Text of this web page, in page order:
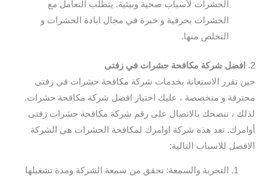
الحشرات لأسباب صحية وبيئية. يتطلب التعامل مع
الحشرات بحرفية و خبرة في مجال ابادة الحشرات و
التخلص منها.
2.
افضل شركة مكافحة حشرات في زفتى
حين تقرر الاستعانة بخدمات شركة مكافحة حشرات في زفتى
محترفة و متخصصة ، عليك اختيار افضل شركة مكافحة حشرات.
لذلك ، ننصحك بالاتصال على رقم شركة مكافحة حشرات زفتى
أوامرك. تعد هذه شركة اوامرك لمكافحة الحشرات هي الشركة
الافضل للاسباب التالية:
التجربة والسمعة: تحقق من سمعة الشركة ومدة تشغيلها